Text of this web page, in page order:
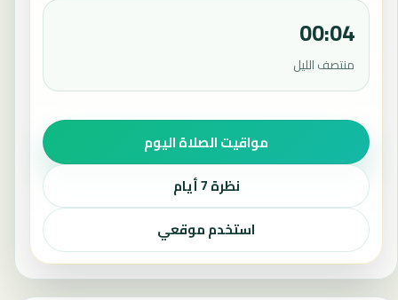
00:04
منتصف الليل
مواقيت الصلاة اليوم
نظرة 7 أيام
استخدم موقعي